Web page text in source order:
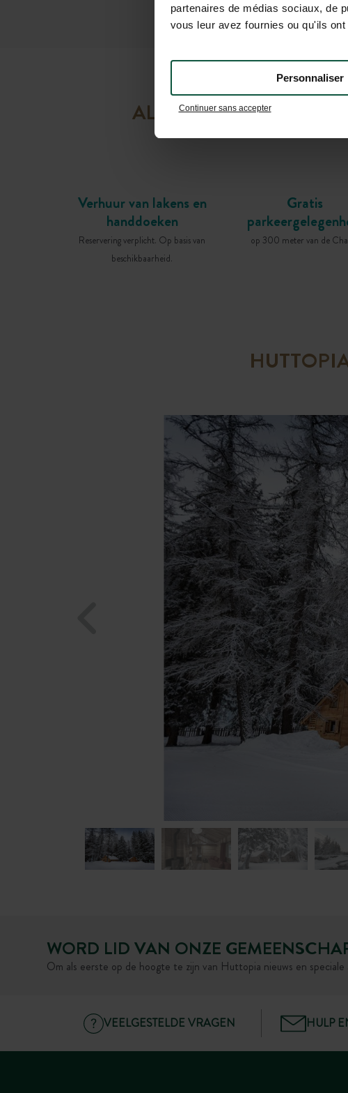
partenaires de médias sociaux, de
vous leur avez fournies ou qu'ils
Continuer sans accepter
Personnaliser
ALLE BENODIGDE
Verhuur van lakens en
handdoeken
Reservering verplicht. Op basis van
beschikbaarheid.
Gratis
op 300 meter van de
WORD LID VAN ONZE
Om als eerste op de hoogte te zijn van Huttopia nieuws en speciale
VEELGESTELDE VRAGEN HULP